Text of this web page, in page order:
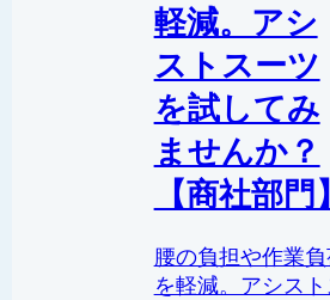
軽減。アシ
ストスーツ
を試してみ
ませんか？
【商社部門】
腰の負担や作業
を軽減。アシスト